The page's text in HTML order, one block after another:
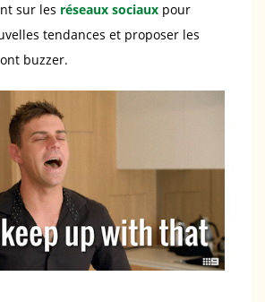
sur les réseaux sociaux pour
tendances et proposer les
buzzer.